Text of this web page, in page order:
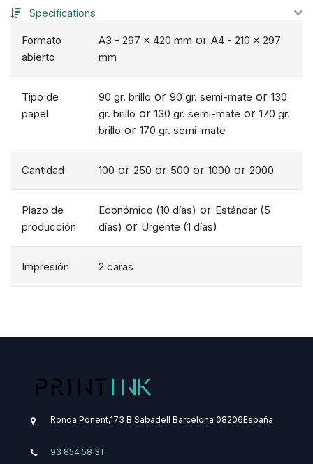
Specifications
Formato
abierto
A3 - 297 x 420 mm or A4 - 210 x 297
mm
Tipo de
papel
90 gr. brillo or 90 gr. semi-mate or 130
gr. brillo or 130 gr. semi-mate or 170 gr.
brillo or 170 gr. semi-mate
Cantidad 100 or 250 or 500 or 1000 or 2000
Plazo de
producción
Económico (10 días) or Estándar (5
días) or Urgente (1 días)
Impresión 2 caras
Ronda Ponent,173 B Sabadell Barcelona 08206​España
93 854 58 31